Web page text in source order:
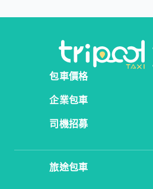
包車價格
企業包車
司機招募
旅途包車